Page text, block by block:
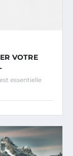
VOTRE
essentielle